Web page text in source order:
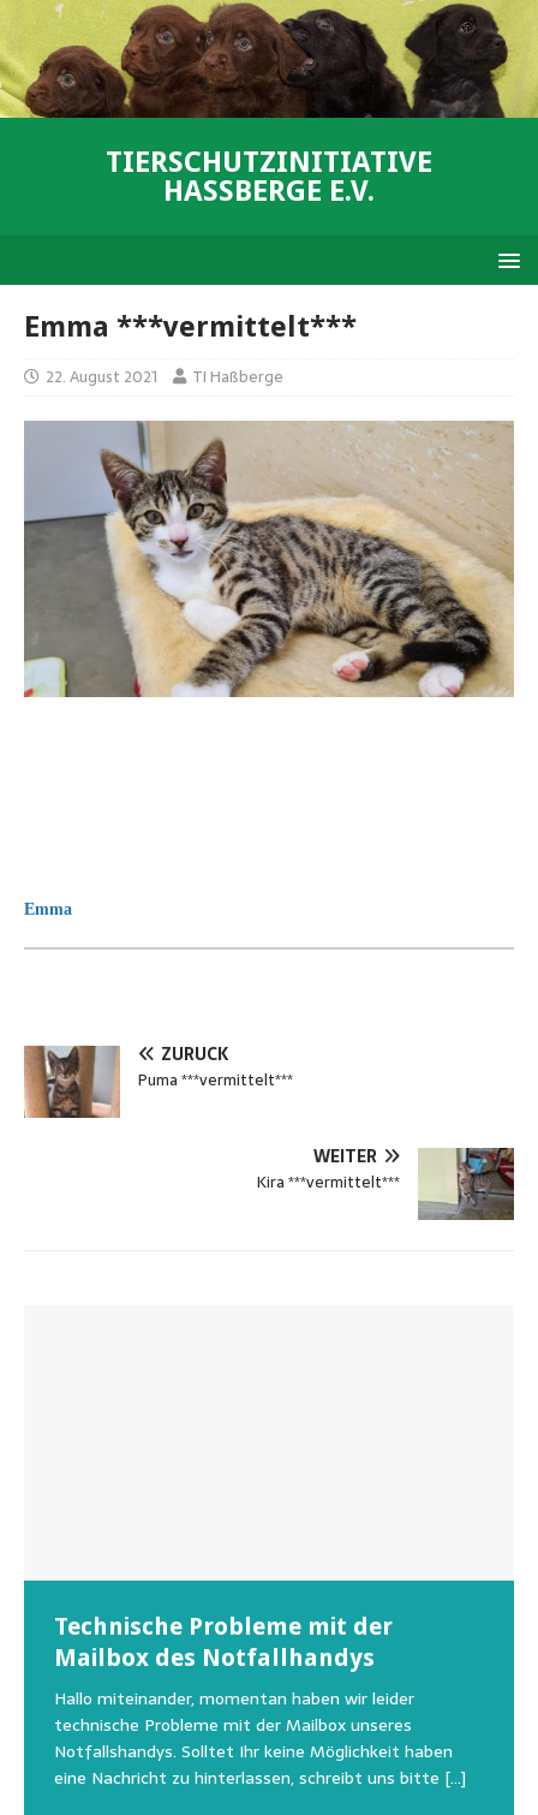
TIERSCHUTZINITIATIVE
HASSBERGE E.V.
Emma ***vermittelt***
22. August 2021 TI Haßberge
Emma
ZURÜCK
Puma ***vermittelt***
WEITER
Kira ***vermittelt***
Technische Probleme mit der
Mailbox des Notfallhandys
Hallo miteinander, momentan haben wir leider
technische Probleme mit der Mailbox unseres
Notfallshandys. Solltet Ihr keine Möglichkeit haben
eine Nachricht zu hinterlassen, schreibt uns bitte […]
Beginn der Wildtierrettung
Aus aktuellem Anlass weisen wir darauf hin, dass die
Tierschutzinitiative Haßberge natürlich, wie auch in
den letzten 20 Jahren, immer noch für alle verwaisten
oder[…]
22.08.2026 Sommerfest im Tierheim
Wir bitten um Verständnis, dass am Tag vom
Sommerfest das Hundehaus zum Schutz unserer Tiere
geschlossen bleibt.Viele unserer Hunde erleben einen
emotionalen Stress bei Begegnung[…]
Wunschzettel unserer Fellnasen
Regelmäßig bekommen wir liebe Anfragen, wie man
uns am Besten unterstützen kann. Natürlich ziehen
die gesteigerten Kosten auch uns so richtig in die Knie
und[…]